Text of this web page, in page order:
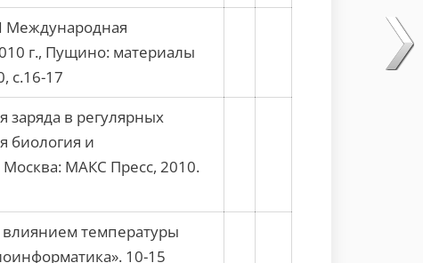
Международная
г., Пущино: материалы
с.16-17
в регулярных
биология и
МАКС Пресс, 2010.
температуры
10-15